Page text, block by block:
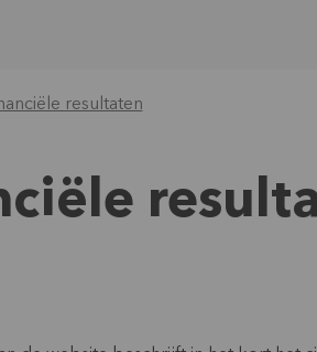
resultaten